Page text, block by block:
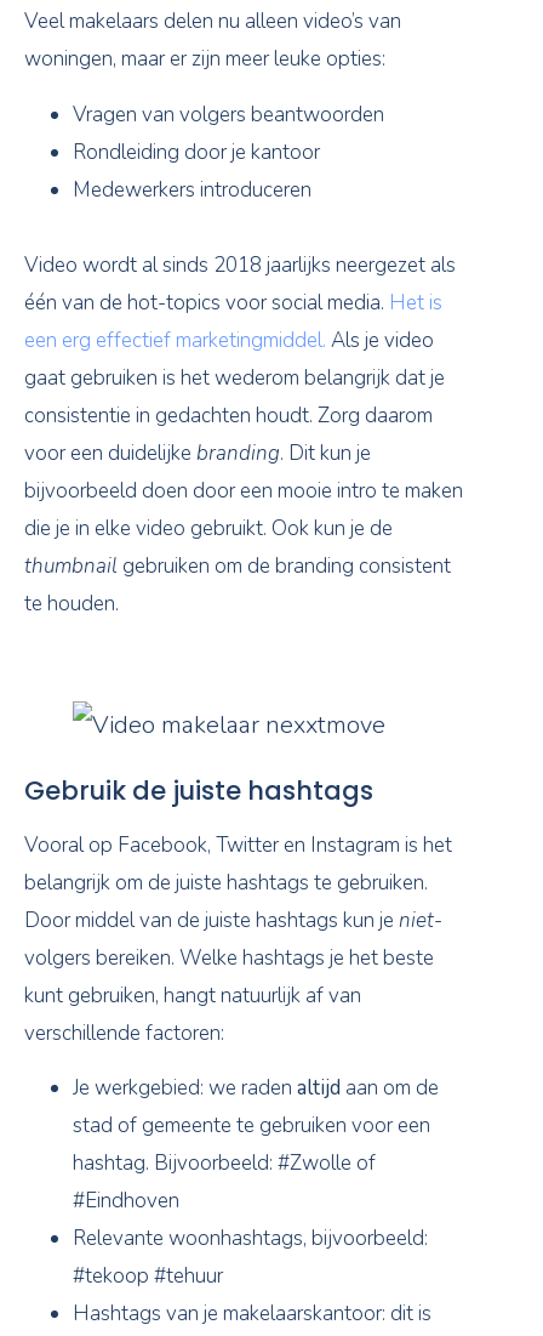
Veel makelaars delen nu alleen video’s van
woningen, maar er zijn meer leuke opties:
Vragen van volgers beantwoorden
Rondleiding door je kantoor
Medewerkers introduceren
Video wordt al sinds 2018 jaarlijks neergezet als
één van de hot-topics voor social media. Het is
een erg effectief marketingmiddel. Als je video
gaat gebruiken is het wederom belangrijk dat je
consistentie in gedachten houdt. Zorg daarom
voor een duidelijkebranding. Dit kun je
bijvoorbeeld doen door een mooie intro te maken
die je in elke video gebruikt. Ook kun je de
thumbnail gebruiken om de branding consistent
te houden.
Gebruik de juiste hashtags
Vooral op Facebook, Twitter en Instagram is het
belangrijk om de juiste hashtags te gebruiken.
Door middel van de juiste hashtags kun jeniet-
volgers bereiken. Welke hashtags je het beste
kunt gebruiken, hangt natuurlijk af van
verschillende factoren:
Je werkgebied: we radenaltijd aan om de
stad of gemeente te gebruiken voor een
hashtag. Bijvoorbeeld: #Zwolle of
#Eindhoven
Relevante woonhashtags, bijvoorbeeld:
#tekoop #tehuur
Hashtags van je makelaarskantoor: dit is